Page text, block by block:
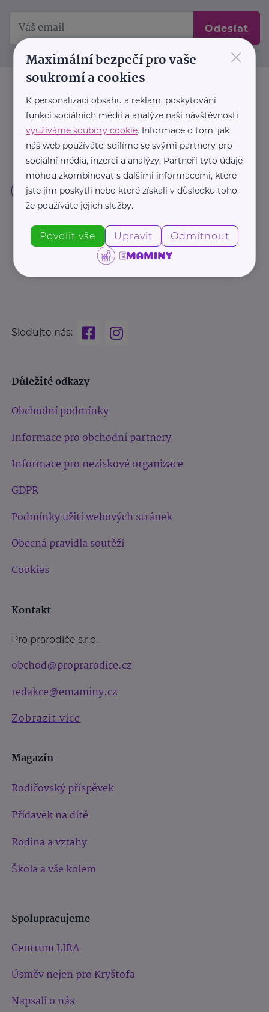
Odeslat
Sledujte nás:
Důležité odkazy
Obchodní podmínky
Informace pro obchodní partnery
Informace pro neziskové organizace
GDPR
Podmínky užití webových stránek
Obecná pravidla soutěží
Cookies
Kontakt
Pro prarodiče s.r.o.
obchod@proprarodice.cz
redakce@emaminy.cz
Zobrazit více
Magazín
Rodičovský příspěvek
Přídavek na dítě
Rodina a vztahy
Škola a vše kolem
Spolupracujeme
Centrum LIRA
Úsměv nejen pro Kryštofa
Napsali o nás
×
Maximální bezpečí pro vaše
soukromí a cookies
K personalizaci obsahu a reklam, poskytování
funkcí sociálních médií a analýze naší návštěvnosti
využíváme soubory cookie. Informace o tom, jak
náš web používáte, sdílíme se svými partnery pro
sociální média, inzerci a analýzy. Partneři tyto údaje
mohou zkombinovat s dalšími informacemi, které
jste jim poskytli nebo které získali v důsledku toho,
že používáte jejich služby.
Povolit vše Upravit Odmítnout